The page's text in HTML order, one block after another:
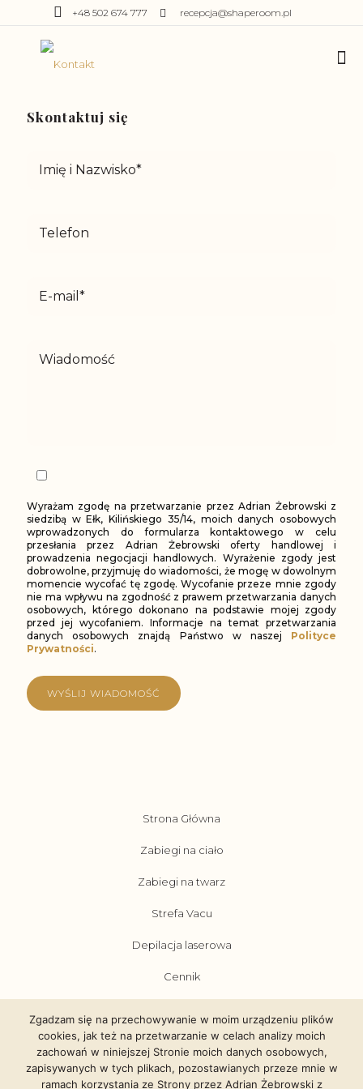
+48 502 674 777 recepcja@shaperoom.pl
Skontaktuj się
Imię i Nazwisko*
Telefon
E-mail*
Wiadomość
Wyrażam zgodę na przetwarzanie przez Adrian Żebrowski z
siedzibą w Ełk, Kilińskiego 35/14, moich danych osobowych
wprowadzonych do formularza kontaktowego w celu
przesłania przez Adrian Żebrowski oferty handlowej i
prowadzenia negocjacji handlowych. Wyrażenie zgody jest
dobrowolne, przyjmuję do wiadomości, że mogę w dowolnym
momencie wycofać tę zgodę. Wycofanie przeze mnie zgody
nie ma wpływu na zgodność z prawem przetwarzania danych
osobowych, którego dokonano na podstawie mojej zgody
przed jej wycofaniem. Informacje na temat przetwarzania
danych osobowych znajdą Państwo w naszej Polityce
Prywatności.
Strona Główna
Zabiegi na ciało
Zabiegi na twarz
Strefa Vacu
Depilacja laserowa
Cennik
Blog
Kontakt
Zgadzam się na przechowywanie w moim urządzeniu plików
cookies, jak też na przetwarzanie w celach analizy moich
zachowań w niniejszej Stronie moich danych osobowych,
zapisywanych w tych plikach, pozostawianych przeze mnie w
ramach korzystania ze Strony przez Adrian Żebrowski z